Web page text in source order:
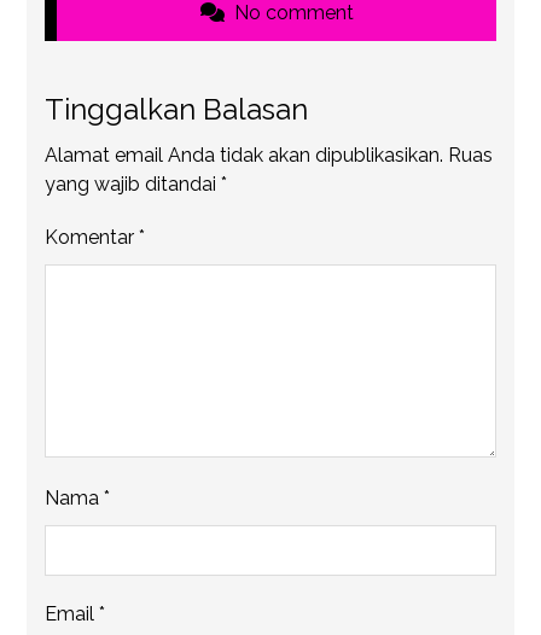
No comment
Tinggalkan Balasan
Alamat email Anda tidak akan dipublikasikan. Ruas
yang wajib ditandai*
Komentar*
Nama*
Email*